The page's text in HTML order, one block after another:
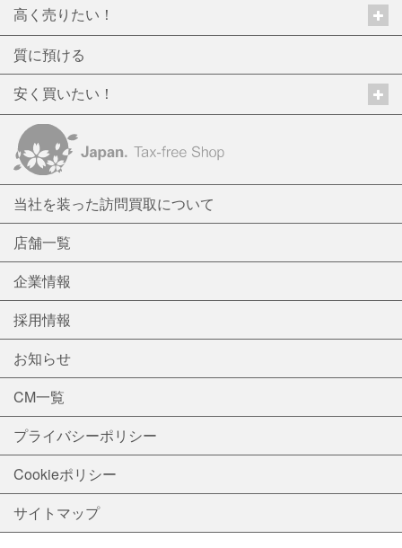
高く売りたい！
質に預ける
安く買いたい！
当社を装った訪問買取について
店舗一覧
企業情報
採用情報
お知らせ
CM一覧
プライバシーポリシー
Cookieポリシー
サイトマップ